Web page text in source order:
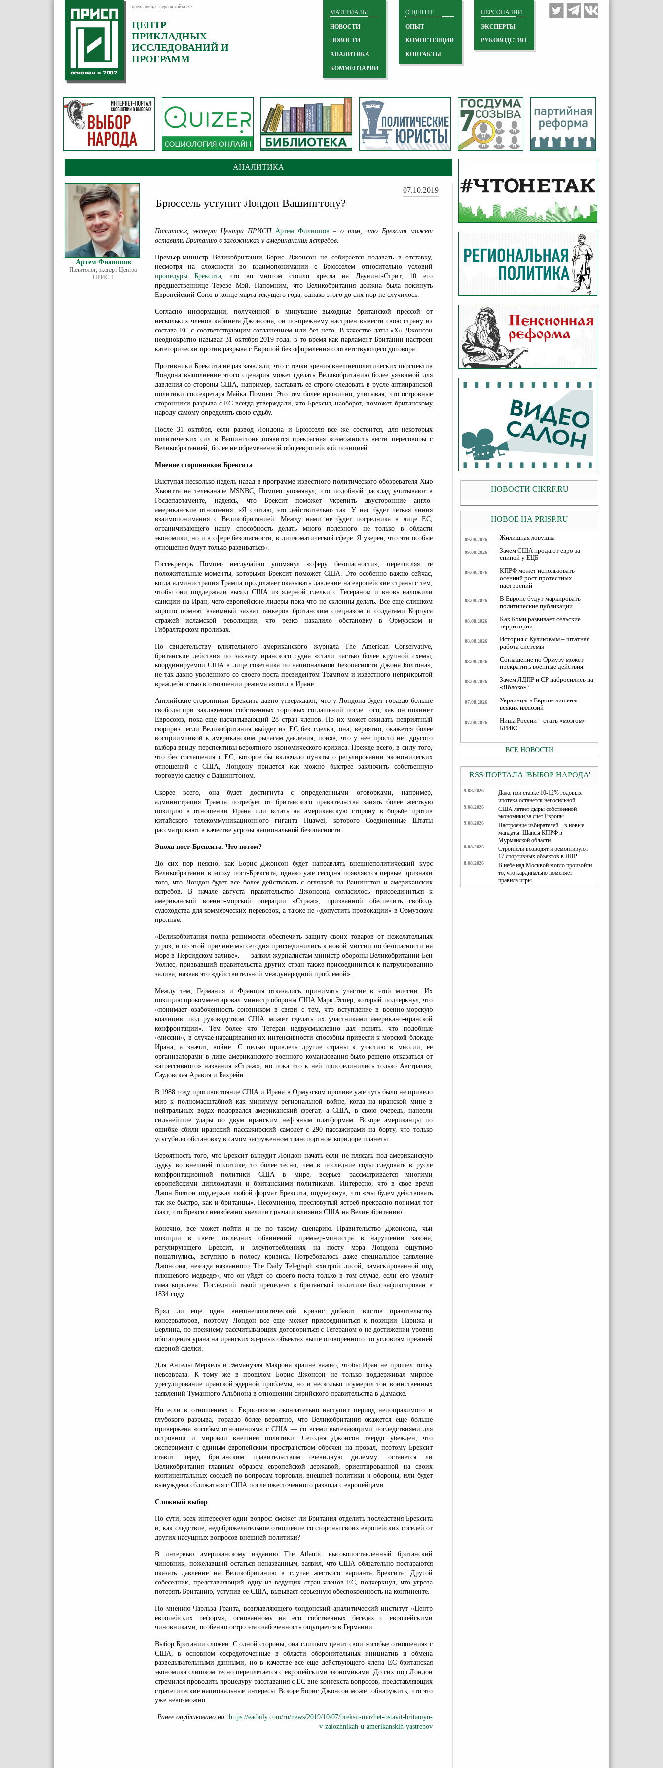
предыдущая версия сайта >>
ЦЕНТР
ПРИКЛАДНЫХ
ИССЛЕДОВАНИЙ И
ПРОГРАММ
ПЕРСОНАЛИИ
ЭКСПЕРТЫ
РУКОВОДСТВО
О ЦЕНТРЕ
ОПЫТ
КОМПЕТЕНЦИИ
КОНТАКТЫ
МАТЕРИАЛЫ
НОВОСТИ
НОВОСТИ
АНАЛИТИКА
КОММЕНТАРИИ
АНАЛИТИКА
Артем Филиппов
Политолог, эксперт Центра
ПРИСП
07.10.2019
Брюссель уступит Лондон Вашингтону?
Политолог, эксперт Центра ПРИСП Артем Филиппов – о том, что Брексит может
оставить Британию в заложниках у американских ястребов.
Премьер-министр Великобритании Борис Джонсон не собирается подавать в отставку,
несмотря на сложности во взаимопонимании с Брюсселем относительно условий
процедуры Брексита, что во многом стоило кресла на Даунинг-Стрит, 10 его
предшественнице Терезе Мэй. Напомним, что Великобритания должна была покинуть
Европейский Союз в конце марта текущего года, однако этого до сих пор не случилось.
Согласно информации, полученной в минувшие выходные британской прессой от
нескольких членов кабинета Джонсона, он по-прежнему настроен вывести свою страну из
состава ЕС с соответствующим соглашением или без него. В качестве даты «Х» Джонсон
неоднократно называл 31 октября 2019 года, в то время как парламент Британии настроен
категорически против разрыва с Европой без оформления соответствующего договора.
Противники Брексита не раз заявляли, что с точки зрения внешнеполитических перспектив
Лондона выполнение этого сценария может сделать Великобританию более уязвимой для
давления со стороны США, например, заставить ее строго следовать в русле антииранской
политики госсекретаря Майка Помпео. Это тем более иронично, учитывая, что островные
сторонники разрыва с ЕС всегда утверждали, что Брексит, наоборот, поможет британскому
народу самому определять свою судьбу.
После 31 октября, если развод Лондона и Брюсселя все же состоится, для некоторых
политических сил в Вашингтоне появится прекрасная возможность вести переговоры с
Великобританией, более не обремененной общеевропейской позицией.
Мнение сторонников Брексита
Выступая несколько недель назад в программе известного политического обозревателя Хью
Хьюитта на телеканале MSNBC, Помпео упомянул, что подобный расклад учитывают в
Госдепартаменте, надеясь, что Брексит поможет укрепить двусторонние англо-
американские отношения. «Я считаю, это действительно так. У нас будет четкая линия
взаимопонимания с Великобританией. Между нами не будет посредника в лице ЕС,
ограничивающего нашу способность делать много полезного не только в области
экономики, но и в сфере безопасности, в дипломатической сфере. Я уверен, что эти особые
отношения будут только развиваться».
Госсекретарь Помпео неслучайно упомянул «сферу безопасности», перечисляя те
положительные моменты, которыми Брексит поможет США. Это особенно важно сейчас,
когда администрация Трампа продолжает оказывать давление на европейские страны с тем,
чтобы они поддержали выход США из ядерной сделки с Тегераном и вновь наложили
санкции на Иран, чего европейские лидеры пока что не склонны делать. Все еще слишком
хорошо помнят взаимный захват танкеров британским спецназом и солдатами Корпуса
стражей исламской революции, что резко накалило обстановку в Ормузском и
Гибралтарском проливах.
По свидетельству влиятельного американского журнала The American Conservative,
британские действия по захвату иранского судна «стали частью более крупной схемы,
координируемой США в лице советника по национальной безопасности Джона Болтона»,
не так давно уволенного со своего поста президентом Трампом и известного неприкрытой
враждебностью в отношении режима аятолл в Иране.
Английские сторонники Брексита давно утверждают, что у Лондона будет гораздо больше
свободы при заключении собственных торговых соглашений после того, как он покинет
Евросоюз, пока еще насчитывающий 28 стран-членов. Но их может ожидать неприятный
сюрприз: если Великобритания выйдет из ЕС без сделки, она, вероятно, окажется более
восприимчивой к американским рычагам давления, поняв, что у нее просто нет другого
выбора ввиду перспективы вероятного экономического кризиса. Прежде всего, в силу того,
что без соглашения с ЕС, которое бы включало пункты о регулировании экономических
отношений с США, Лондону придется как можно быстрее заключить собственную
торговую сделку с Вашингтоном.
Скорее всего, она будет достигнута с определенными оговорками, например,
администрация Трампа потребует от британского правительства занять более жесткую
позицию в отношении Ирана или встать на американскую сторону в борьбе против
китайского телекоммуникационного гиганта Huawei, которого Соединенные Штаты
рассматривают в качестве угрозы национальной безопасности.
Эпоха пост-Брексита. Что потом?
До сих пор неясно, как Борис Джонсон будет направлять внешнеполитический курс
Великобритании в эпоху пост-Брексита, однако уже сегодня появляются первые признаки
того, что Лондон будет все более действовать с оглядкой на Вашингтон и американских
ястребов. В начале августа правительство Джонсона согласилось присоединиться к
американской военно-морской операции «Страж», призванной обеспечить свободу
судоходства для коммерческих перевозок, а также не «допустить провокации» в Ормузском
проливе.
«Великобритания полна решимости обеспечить защиту своих товаров от нежелательных
угроз, и по этой причине мы сегодня присоединились к новой миссии по безопасности на
море в Персидском заливе», — заявил журналистам министр обороны Великобритании Бен
Уоллес, призвавший правительства других стран также присоединиться к патрулированию
залива, назвав это «действительной международной проблемой».
Между тем, Германия и Франция отказались принимать участие в этой миссии. Их
позицию прокомментировал министр обороны США Марк Эспер, который подчеркнул, что
«понимает озабоченность союзником в связи с тем, что вступление в военно-морскую
коалицию под руководством США может сделать их участниками американо-иранской
конфронтации». Тем более что Тегеран недвусмысленно дал понять, что подобные
«миссии», в случае наращивания их интенсивности способны привести к морской блокаде
Ирана, а значит, войне. С целью привлечь другие страны к участию в миссии, ее
организаторами в лице американского военного командования было решено отказаться от
«агрессивного» названия «Страж», но пока что к ней присоединились только Австралия,
Саудовская Аравия и Бахрейн.
В 1988 году противостояние США и Ирана в Ормузском проливе уже чуть было не привело
мир к полномасштабной как минимум региональной войне, когда на иранской мине в
нейтральных водах подорвался американский фрегат, а США, в свою очередь, нанесли
сильнейшие удары по двум иранским нефтяным платформам. Вскоре американцы по
ошибке сбили иранский пассажирский самолет с 290 пассажирами на борту, что только
усугубило обстановку в самом загруженном транспортном коридоре планеты.
Вероятность того, что Брексит вынудит Лондон начать если не плясать под американскую
дудку во внешней политике, то более тесно, чем в последние годы следовать в русле
конфронтационной политики США в мире, всерьез рассматривается многими
европейскими дипломатами и британскими политиками. Интересно, что в свое время
Джон Болтон поддержал любой формат Брексита, подчеркнув, что «мы будем действовать
так же быстро, как и британцы». Несомненно, пресловутый ястреб прекрасно понимал тот
факт, что Брексит неизбежно увеличит рычаги влияния США на Великобританию.
Конечно, все может пойти и не по такому сценарию. Правительство Джонсона, чьи
позиции в свете последних обвинений премьер-министра в нарушении закона,
регулирующего Брексит, и злоупотреблениях на посту мэра Лондона ощутимо
пошатнулись, вступило в полосу кризиса. Потребовалось даже специальное заявление
Джонсона, некогда названного The Daily Telegraph «хитрой лисой, замаскированной под
плюшевого медведя», что он уйдет со своего поста только в том случае, если его уволит
сама королева. Последний такой прецедент в британской политике был зафиксирован в
1834 году.
Вряд ли еще один внешнеполитический кризис добавит вистов правительству
консерваторов, поэтому Лондон все еще может присоединиться к позиции Парижа и
Берлина, по-прежнему рассчитывающих договориться с Тегераном о не достижении уровня
обогащения урана на иранских ядерных объектах выше оговоренного по условиям прежней
ядерной сделки.
Для Ангелы Меркель и Эммануэля Макрона крайне важно, чтобы Иран не прошел точку
невозврата. К тому же в прошлом Борис Джонсон не только поддерживал мирное
урегулирование иранской ядерной проблемы, но и несколько поумерил тон воинственных
заявлений Туманного Альбиона в отношении сирийского правительства в Дамаске.
Но если в отношениях с Евросоюзом окончательно наступит период непоправимого и
глубокого разрыва, гораздо более вероятно, что Великобритания окажется еще больше
привержена «особым отношениям» с США — со всеми вытекающими последствиями для
островной и мировой внешней политики. Сегодня Джонсон твердо убежден, что
эксперимент с единым европейским пространством обречен на провал, поэтому Брексит
ставит перед британским правительством очевидную дилемму: останется ли
Великобритания главным образом европейской державой, ориентированной на своих
континентальных соседей по вопросам торговли, внешней политики и обороны, или будет
вынуждена сближаться с США после ожесточенного развода с европейцами.
Сложный выбор
По сути, всех интересует один вопрос: сможет ли Британия отделить последствия Брексита
и, как следствие, недоброжелательное отношение со стороны своих европейских соседей от
других насущных вопросов внешней политики?
В интервью американскому изданию The Atlantic высокопоставленный британский
чиновник, пожелавший остаться неназванным, заявил, что США обязательно постараются
оказать давление на Великобританию в случае жесткого варианта Брексита. Другой
собеседник, представляющий одну из ведущих стран-членов ЕС, подчеркнул, что угроза
потерять Британию, уступив ее США, вызывает серьезную обеспокоенность на континенте.
По мнению Чарльза Гранта, возглавляющего лондонский аналитический институт «Центр
европейских реформ», основанному на его собственных беседах с европейскими
чиновниками, особенно остро эта озабоченность ощущается в Германии.
Выбор Британии сложен. С одной стороны, она слишком ценит свои «особые отношения» с
США, в основном сосредоточенные в области оборонительных инициатив и обмена
разведывательными данными, но в качестве все еще действующего члена ЕС британская
экономика слишком тесно переплетается с европейскими экономиками. До сих пор Лондон
стремился проводить процедуру расставания с ЕС вне контекста вопросов, представляющих
стратегические национальные интересы. Вскоре Борис Джонсон может обнаружить, что это
уже невозможно.
Ранее опубликовано на: https://eadaily.com/ru/news/2019/10/07/breksit-mozhet-ostavit-britaniyu-
v-zalozhnikah-u-amerikanskih-yastrebov
НОВОСТИ CIKRF.RU
НОВОЕ НА PRISP.RU
09.08.2026 Жилищная ловушка
09.08.2026
Зачем США продают евро за
спиной у ЕЦБ
09.08.2026
КПРФ может использовать
осенний рост протестных
настроений
08.08.2026
В Европе будут маркировать
политические публикации
08.08.2026
Как Коми развивает сельские
территории
08.08.2026
История с Куликовым – штатная
работа системы
08.08.2026
Соглашение по Ормузу может
прекратить военные действия
08.08.2026
Зачем ЛДПР и СР набросились на
«Яблоко»?
07.08.2026
Украинцы в Европе лишены
всяких иллюзий
07.08.2026
Ниша России – стать «мозгом»
БРИКС
ВСЕ НОВОСТИ
RSS ПОРТАЛА 'ВЫБОР НАРОДА'
9.08.2026
Даже при ставке 10-12% годовых
ипотека останется непосильной
9.08.2026
США латает дыры собственной
экономики за счет Европы
9.08.2026
Настроение избирателей – в новые
мандаты. Шансы КПРФ в
Мурманской области
8.08.2026
Строители возводят и ремонтируют
17 спортивных объектов в ЛНР
8.08.2026
В небе над Москвой могло произойти
то, что кардинально поменяет
правила игры